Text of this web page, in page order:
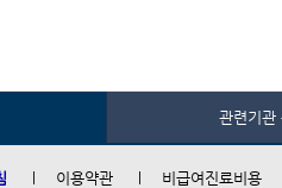
관련기관
이용약관 비급여진료비용